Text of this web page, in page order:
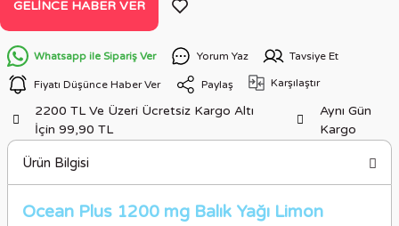
GELINCE HABER VER
Whatsapp ile Sipariş Ver Yorum Yaz Tavsiye Et
Fiyatı Düşünce Haber Ver Paylaş Karşılaştır
2200 TL Ve Üzeri Ücretsiz Kargo Altı
İçin 99,90 TL
Aynı Gün
Kargo
Ürün Bilgisi
Ocean Plus 1200 mg Balık Yağı Limon